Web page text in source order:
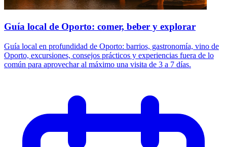
Guía local de Oporto: comer, beber y explorar
Guía local en profundidad de Oporto: barrios, gastronomía, vino de
Oporto, excursiones, consejos prácticos y experiencias fuera de lo
común para aprovechar al máximo una visita de 3 a 7 días.